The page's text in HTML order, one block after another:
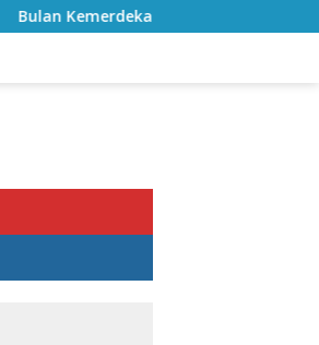
Bupati Lampung Selatan Ajak ASN